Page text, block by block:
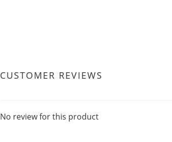
CUSTOMER REVIEWS
No review for this product